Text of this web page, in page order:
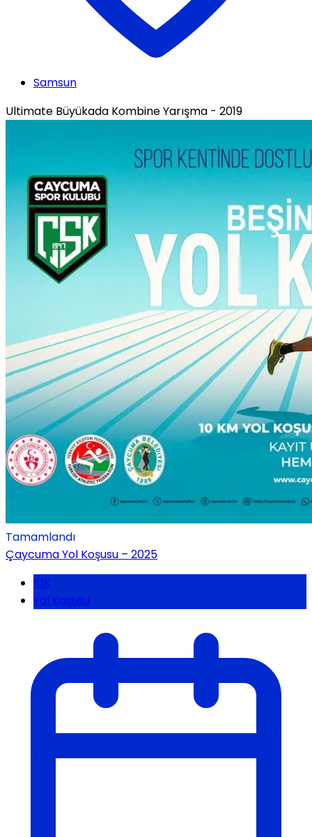
Samsun
Ultimate Büyükada Kombine Yarışma - 2019
Tamamlandı
Çaycuma Yol Koşusu – 2025
10K
Yol Koşusu